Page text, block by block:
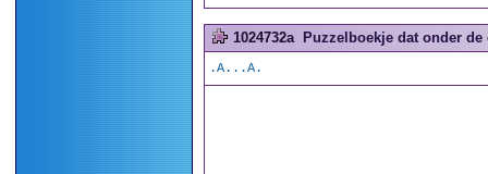
1024732a Puzzelboekje dat onder
.A...A.